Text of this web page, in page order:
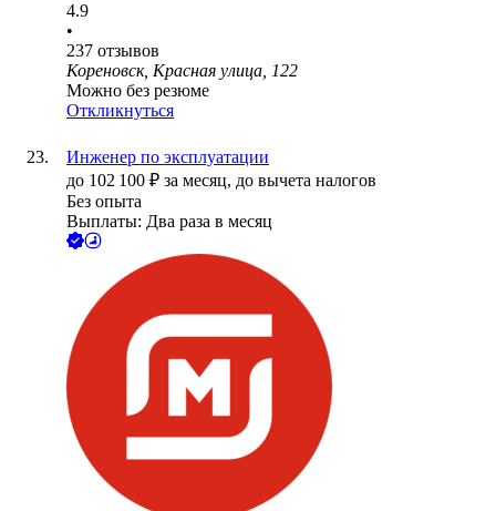
4.9
•
237 отзывов
Кореновск, Красная улица, 122
Можно без резюме
Откликнуться
Инженер по эксплуатации
до 102 100 ₽ за месяц, до вычета налогов
Без опыта
Выплаты: Два раза в месяц